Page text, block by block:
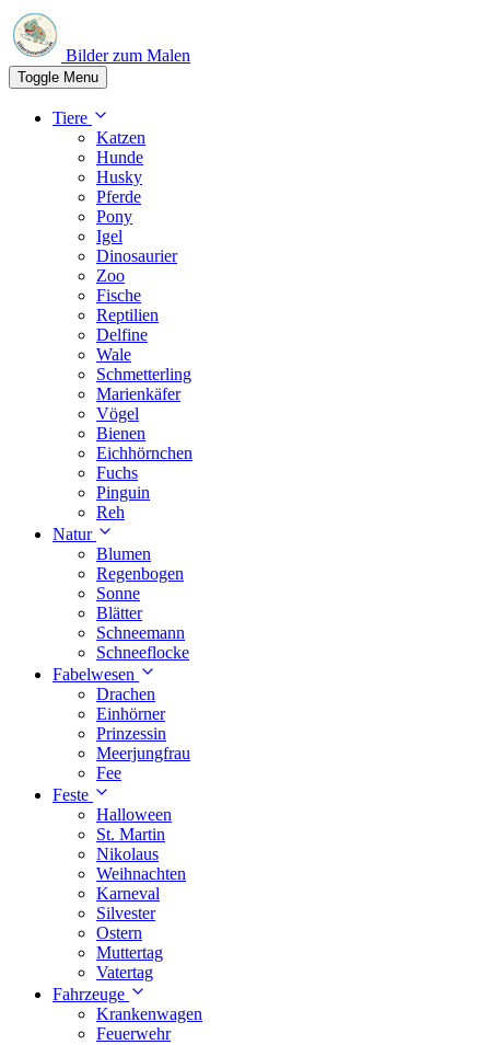
Bilder zum Malen
Toggle Menu
Tiere
Katzen
Hunde
Husky
Pferde
Pony
Igel
Dinosaurier
Zoo
Fische
Reptilien
Delfine
Wale
Schmetterling
Marienkäfer
Vögel
Bienen
Eichhörnchen
Fuchs
Pinguin
Reh
Natur
Blumen
Regenbogen
Sonne
Blätter
Schneemann
Schneeflocke
Fabelwesen
Drachen
Einhörner
Prinzessin
Meerjungfrau
Fee
Feste
Halloween
St. Martin
Nikolaus
Weihnachten
Karneval
Silvester
Ostern
Muttertag
Vatertag
Fahrzeuge
Krankenwagen
Feuerwehr